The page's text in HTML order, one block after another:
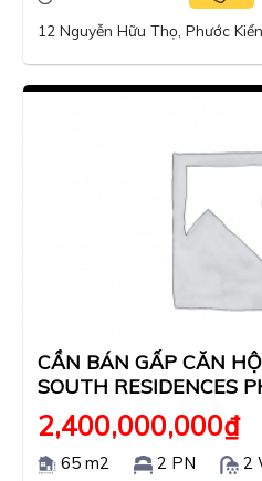
12 Nguyễn Hữu Thọ, Phước
CẦN BÁN GẤP CĂN
SOUTH RESIDENCES
NHÀ MỚI 100%, NHẬN
2,400,000,000₫
65 m2 2 PN
2